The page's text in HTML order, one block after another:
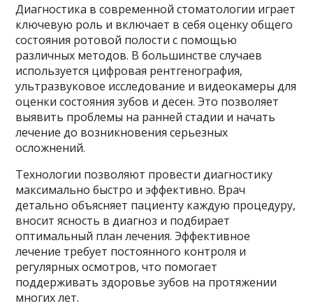
Диагностика в современной стоматологии играет
ключевую роль и включает в себя оценку общего
состояния ротовой полости с помощью
различных методов. В большинстве случаев
используется цифровая рентгенография,
ультразвуковое исследование и видеокамеры для
оценки состояния зубов и десен. Это позволяет
выявить проблемы на ранней стадии и начать
лечение до возникновения серьезных
осложнений.
Технологии позволяют провести диагностику
максимально быстро и эффективно. Врач
детально объясняет пациенту каждую процедуру,
вносит ясность в диагноз и подбирает
оптимальный план лечения. Эффективное
лечение требует постоянного контроля и
регулярных осмотров, что помогает
поддерживать здоровье зубов на протяжении
многих лет.